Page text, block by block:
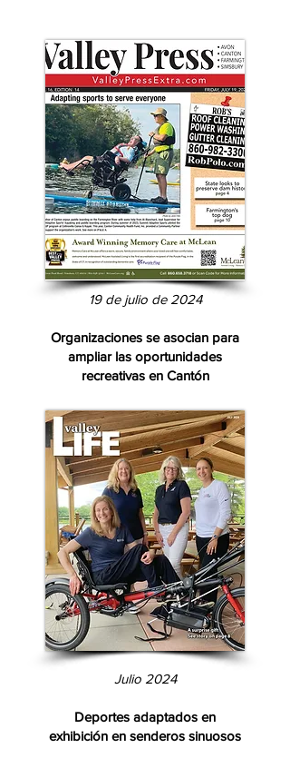
19 de julio de 2024
Organizaciones se asocian para
ampliar las oportunidades
recreativas en Cantón
Julio 2024
Deportes adaptados en
exhibición en senderos sinuosos